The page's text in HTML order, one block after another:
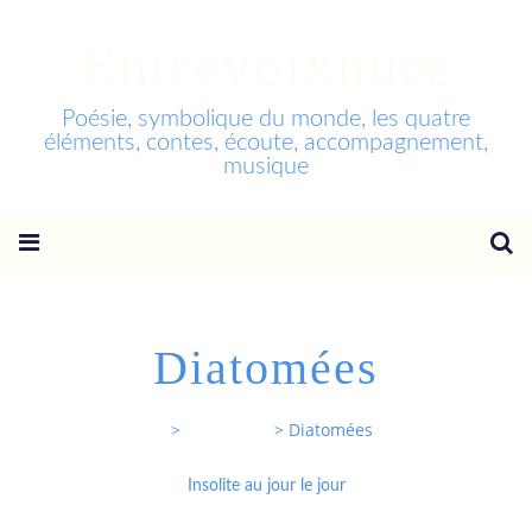
Poésie, symbolique du monde, les quatre
éléments, contes, écoute, accompagnement,
musique
Diatomées
> > Diatomées
Insolite au jour le jour